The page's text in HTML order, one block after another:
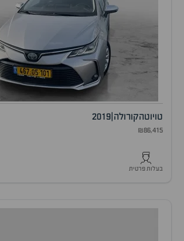
טויוטהקורולה 2019
₪86,415
בעלות פרטית